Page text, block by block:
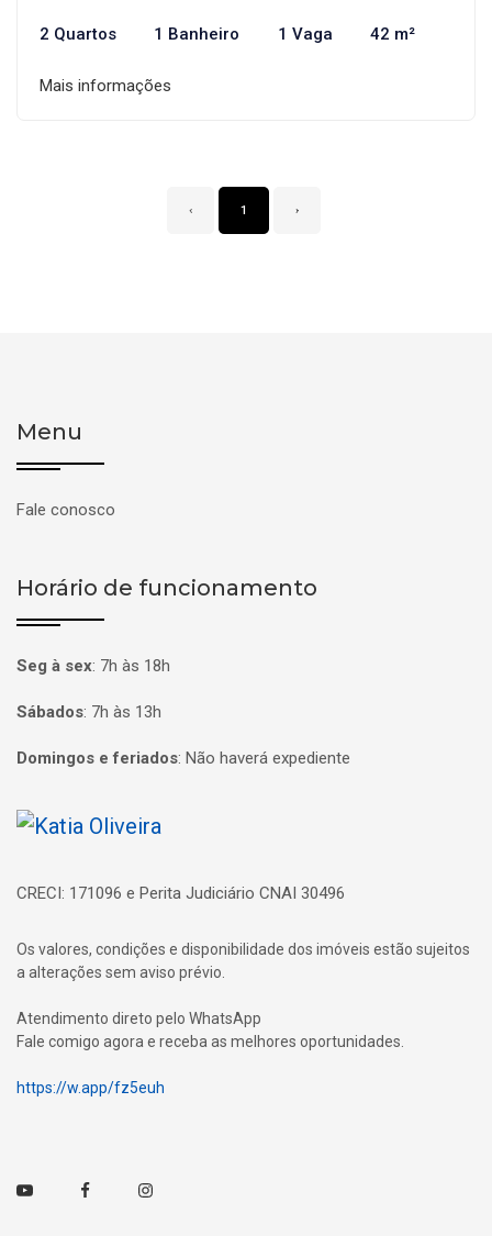
2 Quartos 1 Banheiro 1 Vaga 42 m²
Mais informações
‹ 1 ›
Menu
Fale conosco
Horário de funcionamento
Seg à sex: 7h às 18h
Sábados: 7h às 13h
Domingos e feriados: Não haverá expediente
Página inicial
CRECI: 171096 e Perita Judiciário CNAI 30496
Os valores, condições e disponibilidade dos imóveis estão sujeitos
a alterações sem aviso prévio.
Atendimento direto pelo WhatsApp
Fale comigo agora e receba as melhores oportunidades.
https://w.app/fz5euh
Youtube FacebookInstagram